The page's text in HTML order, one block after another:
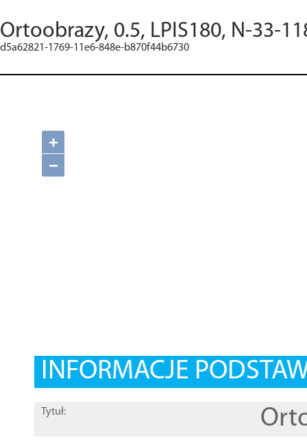
Ortoobrazy, 0.5, LPIS180, N-33-
d5a62821-1769-11e6-848e-b870f44b6730
+
−
INFORMACJE
Tytuł: